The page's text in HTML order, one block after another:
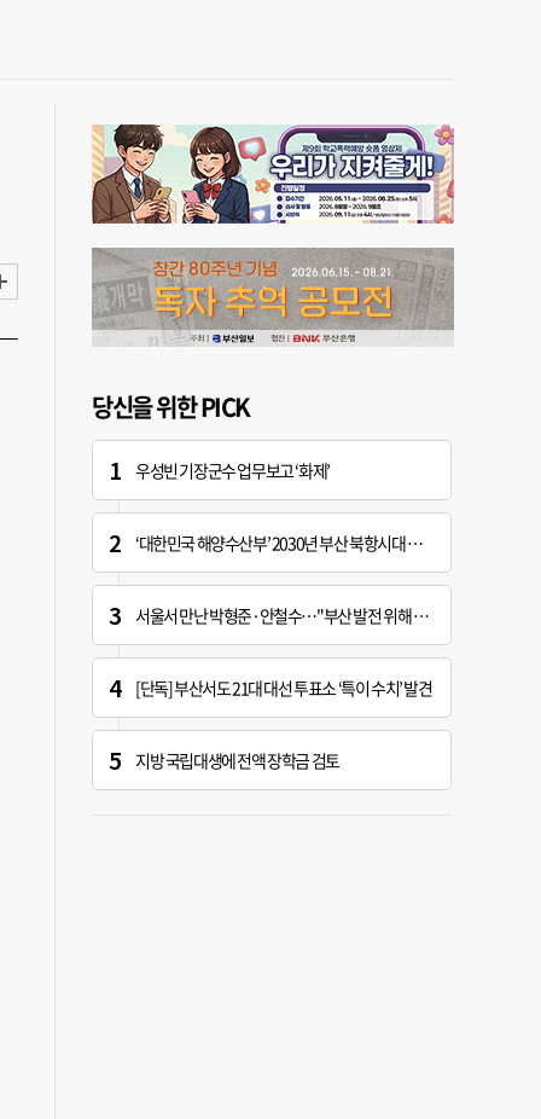
당신을 위한 PICK
우성빈 기장군수 업무보고 ‘화제’
‘대한민국 해양수산부’ 2030년 부산 북항시대 연다
서울서 만난 박형준·안철수…"부산 발전 위해 힘 보태기로"
[단독] 부산서도 21대 대선 투표소 ‘특이 수치’ 발견
지방 국립대생에 전액 장학금 검토